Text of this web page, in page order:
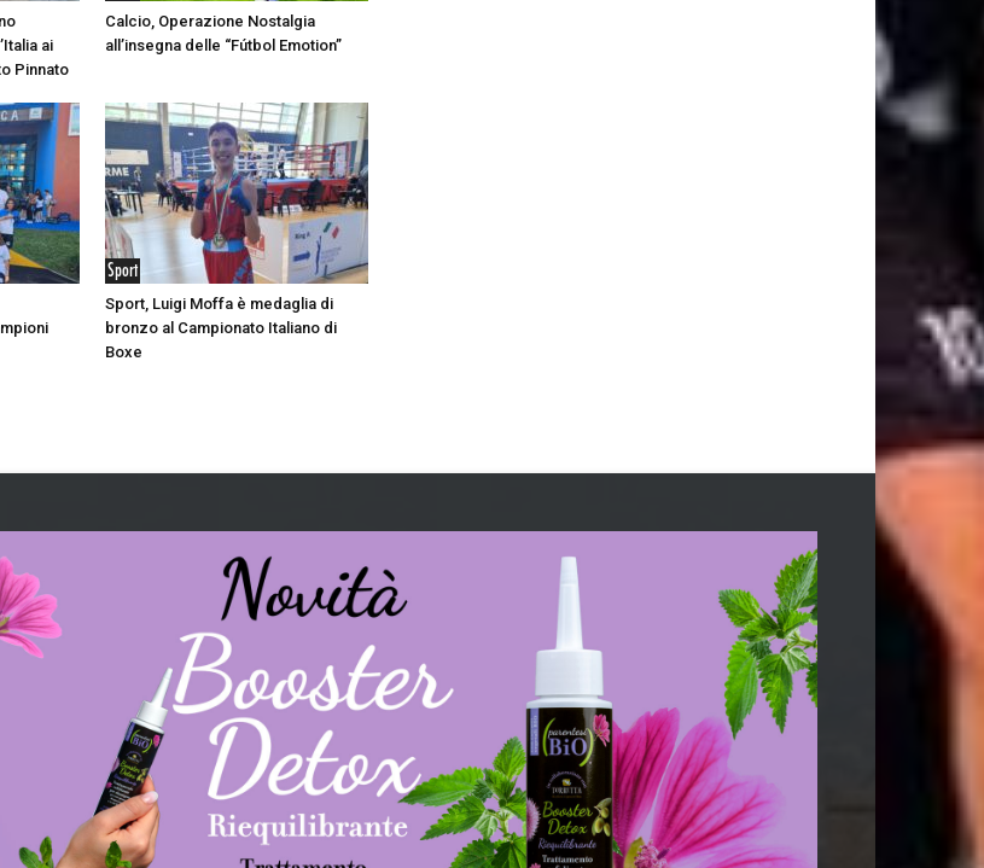
ai
Pinnato
Calcio, Operazione Nostalgia
all’insegna delle “Fútbol Emotion”
Sport
Sport, Luigi Moffa è medaglia di
bronzo al Campionato Italiano di
Boxe